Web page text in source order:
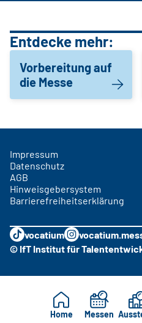
Entdecke mehr:
Vorbereitung auf
die Messe
Home Messen
Impressum
Datenschutz
AGB
Hinweisgebersystem
Barrierefreiheitserklärung
vocatium
© IfT Institut für